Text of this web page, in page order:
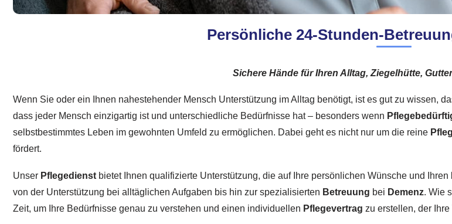
Persönliche 24-Stunden-
Sichere Hände für Ihren Alltag, Ziegelhütte,
Wenn Sie oder ein Ihnen nahestehender Mensch Unterstützung im Alltag benötigt, ist es gut zu wissen,
dass jeder Mensch einzigartig ist und unterschiedliche Bedürfnisse hat – besonders wenn
selbstbestimmtes Leben im gewohnten Umfeld zu ermöglichen. Dabei geht es nicht nur um die reine
fördert.
Unser Pflegedienst bietet Ihnen qualifizierte Unterstützung, die auf Ihre persönlichen Wünsche und Ihren
von der Unterstützung bei alltäglichen Aufgaben bis hin zur spezialisierten Betreuung bei Demenz. Wie
Zeit, um Ihre Bedürfnisse genau zu verstehen und einen individuellen Pflegevertrag zu erstellen, der